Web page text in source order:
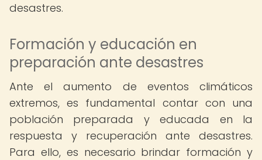
desastres.
Formación y educación en
preparación ante desastres
Ante el aumento de eventos climáticos
extremos, es fundamental contar con una
población preparada y educada en la
respuesta y recuperación ante desastres.
Para ello, es necesario brindar formación y